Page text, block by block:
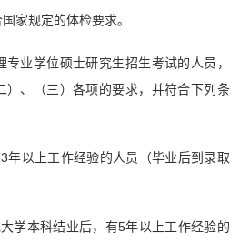
家规定的体检要求。
专业学位硕士研究生招生考试的人员，
）、（三）各项的要求，并符合下列条
年以上工作经验的人员（毕业后到录取
学本科结业后，有5年以上工作经验的